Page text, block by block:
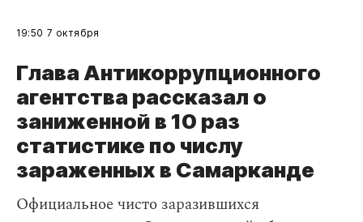
19:50 7 октября
Глава Антикоррупционного
агентства рассказал о
заниженной в 10 раз
статистике по числу
зараженных в Самарканде
Официальное чисто заразившихся